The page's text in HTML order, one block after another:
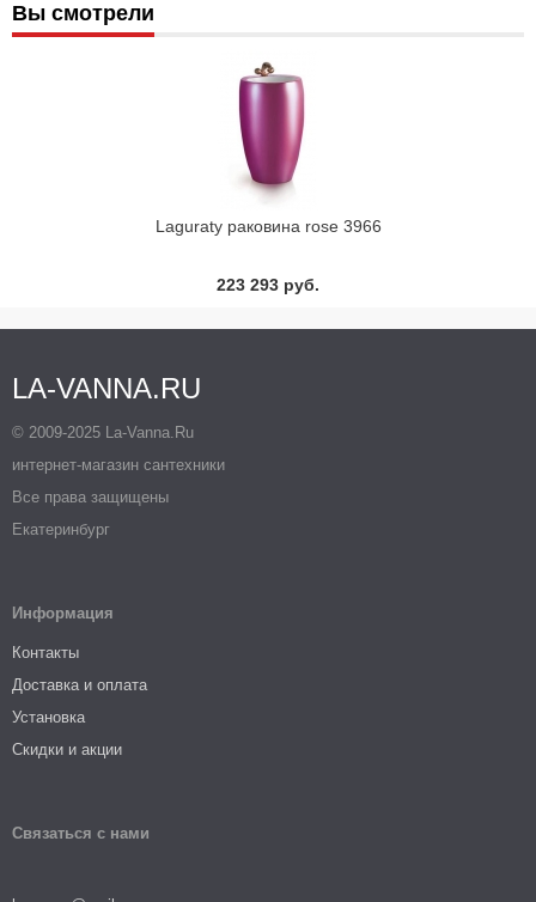
Вы смотрели
Laguraty раковина rose 3966
223 293 руб.
LA-VANNA.RU
© 2009-2025 La-Vanna.Ru
интернет-магазин сантехники
Все права защищены
Екатеринбург
Информация
Контакты
Доставка и оплата
Установка
Скидки и акции
Связаться с нами